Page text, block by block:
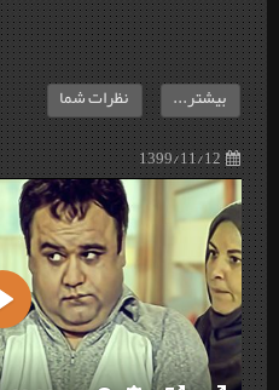
1399/11/12
بیشتر... نظرات شما
Play